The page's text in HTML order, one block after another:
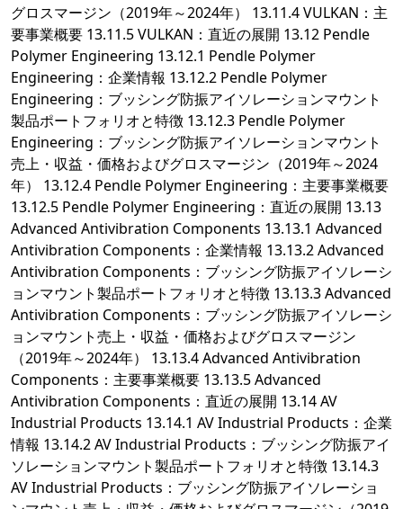
グロスマージン（2019年～2024年） 13.11.4 VULKAN：主
要事業概要 13.11.5 VULKAN：直近の展開 13.12 Pendle
Polymer Engineering 13.12.1 Pendle Polymer
Engineering：企業情報 13.12.2 Pendle Polymer
Engineering：ブッシング防振アイソレーションマウント
製品ポートフォリオと特徴 13.12.3 Pendle Polymer
Engineering：ブッシング防振アイソレーションマウント
売上・収益・価格およびグロスマージン（2019年～2024
年） 13.12.4 Pendle Polymer Engineering：主要事業概要
13.12.5 Pendle Polymer Engineering：直近の展開 13.13
Advanced Antivibration Components 13.13.1 Advanced
Antivibration Components：企業情報 13.13.2 Advanced
Antivibration Components：ブッシング防振アイソレーシ
ョンマウント製品ポートフォリオと特徴 13.13.3 Advanced
Antivibration Components：ブッシング防振アイソレーシ
ョンマウント売上・収益・価格およびグロスマージン
（2019年～2024年） 13.13.4 Advanced Antivibration
Components：主要事業概要 13.13.5 Advanced
Antivibration Components：直近の展開 13.14 AV
Industrial Products 13.14.1 AV Industrial Products：企業
情報 13.14.2 AV Industrial Products：ブッシング防振アイ
ソレーションマウント製品ポートフォリオと特徴 13.14.3
AV Industrial Products：ブッシング防振アイソレーショ